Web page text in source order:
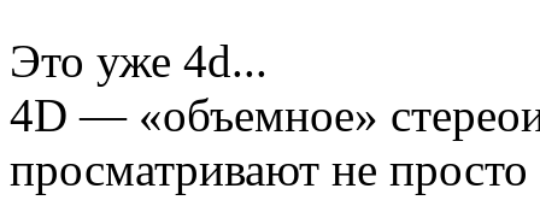
Это уже 4d...
4D — «объемное»
просматривают не